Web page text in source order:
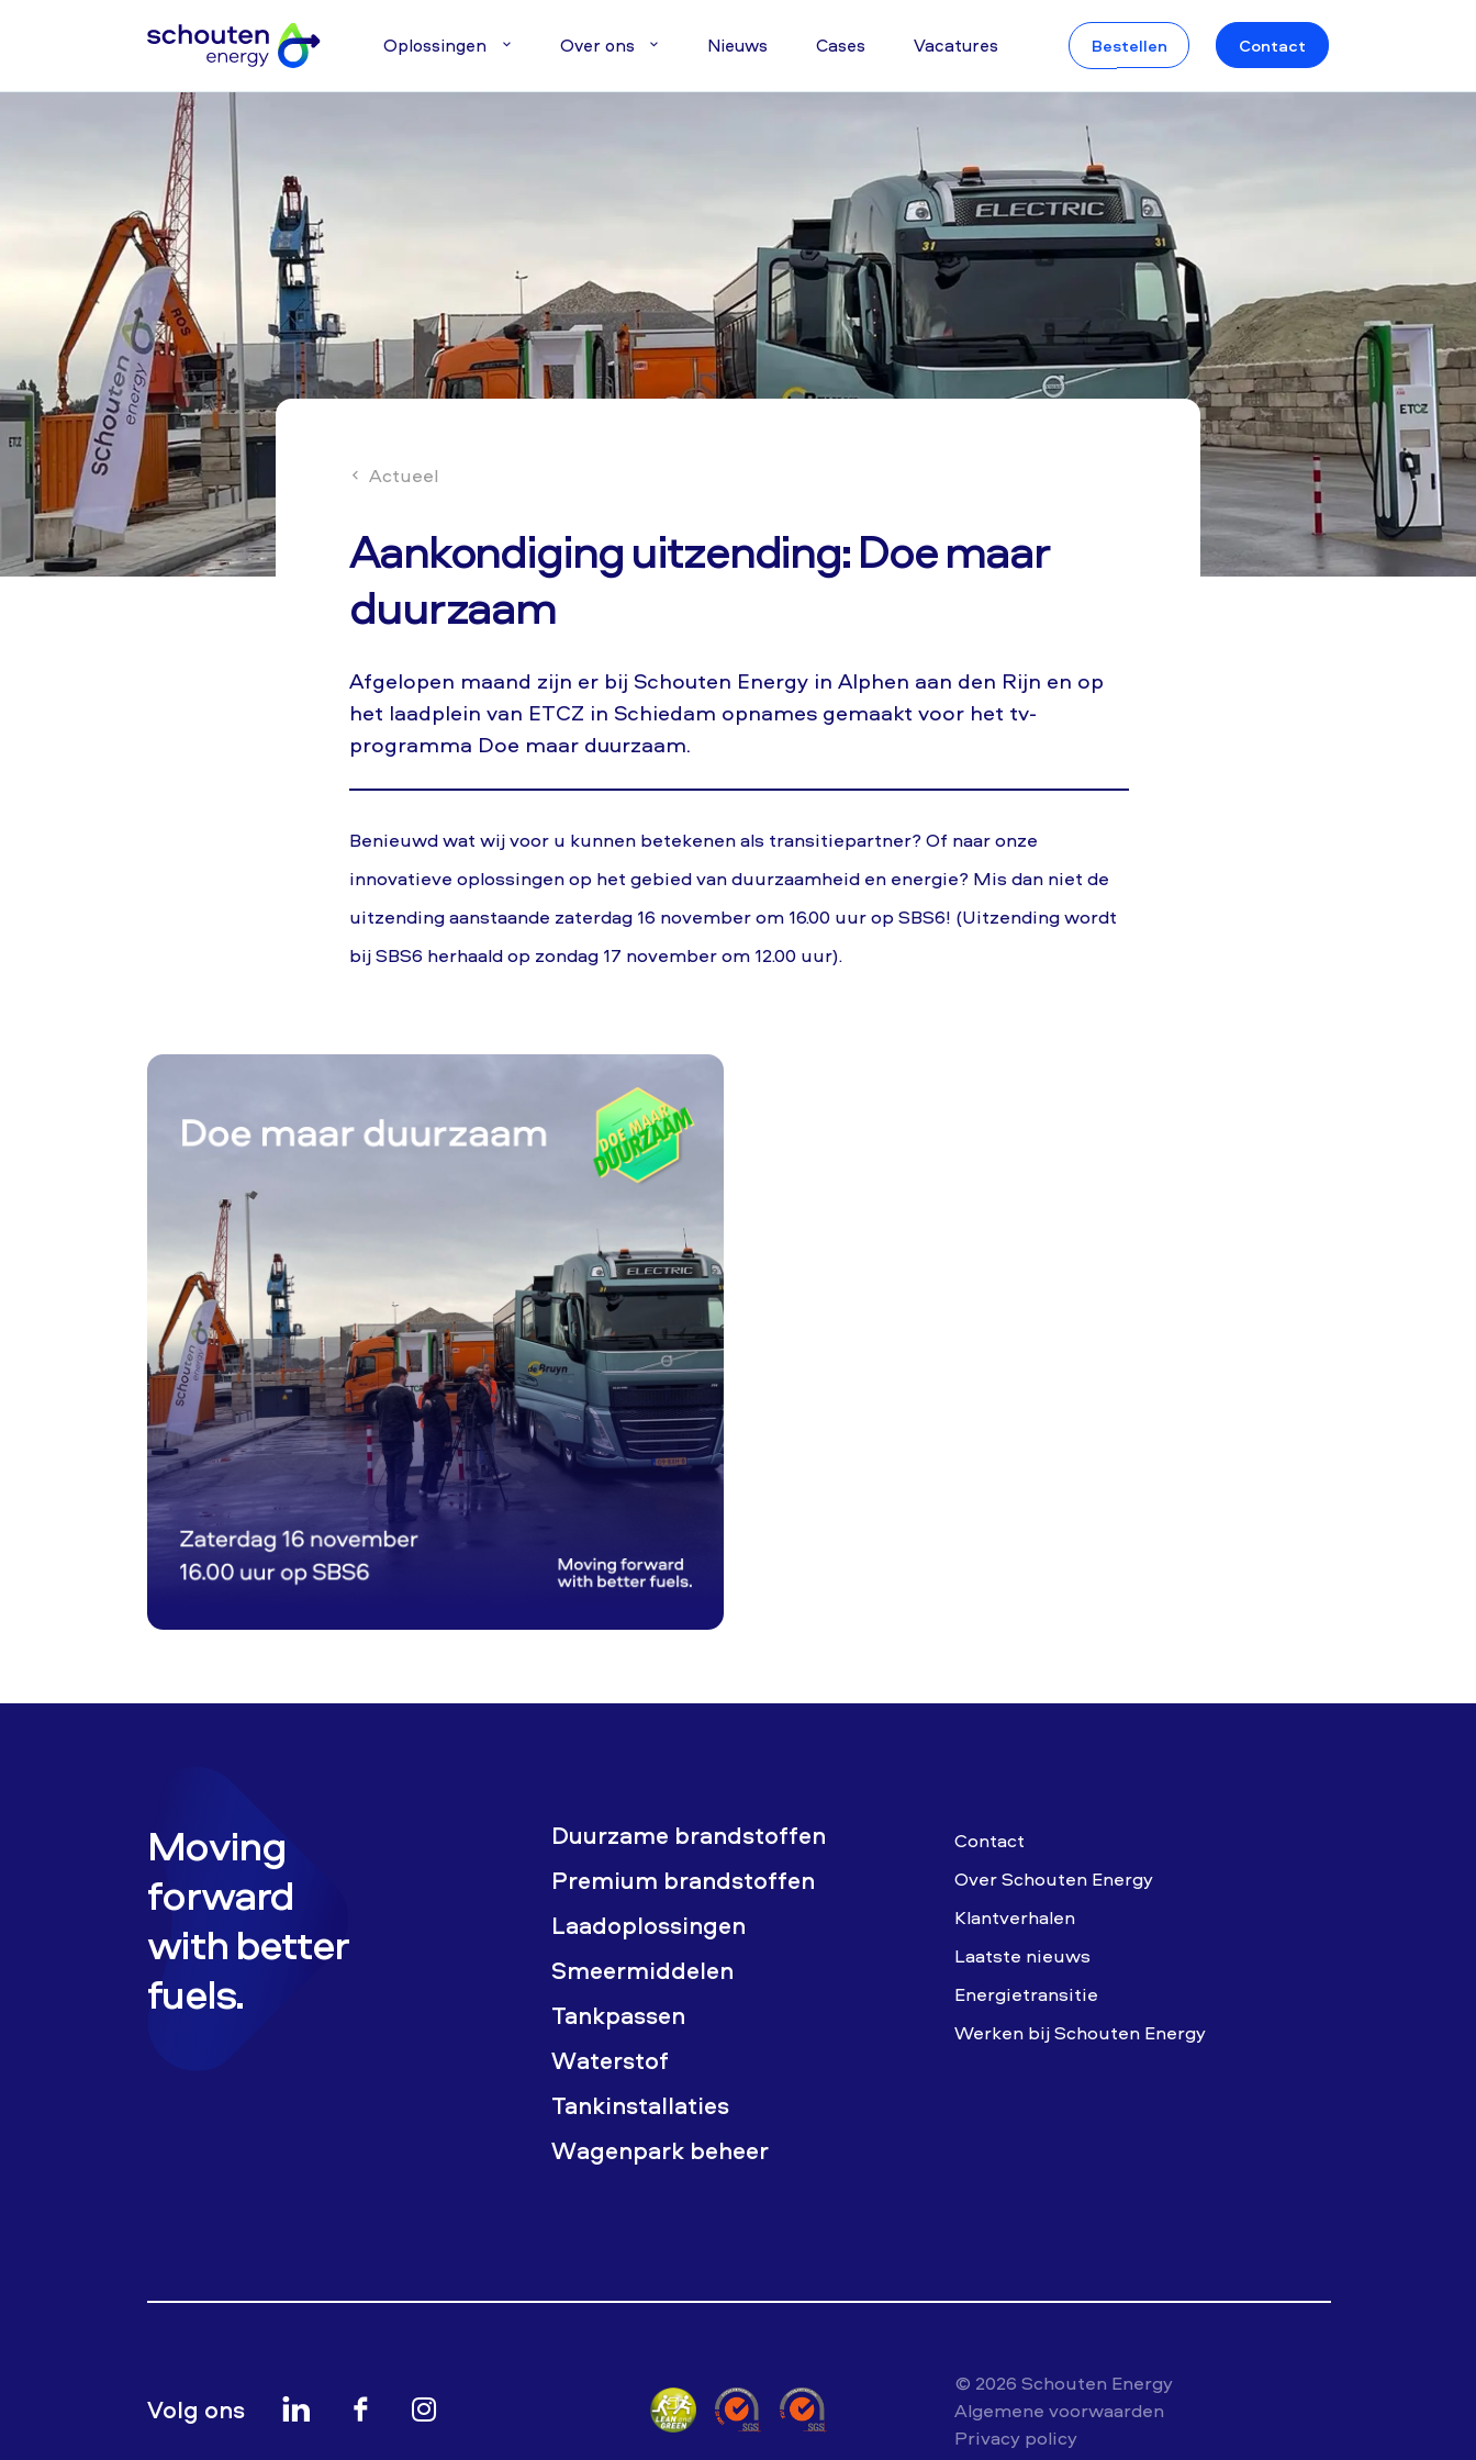
Oplossingen Over ons Nieuws Cases Vacatures Bestellen Contact
Actueel
Aankondiging uitzending: Doe maar
duurzaam
Afgelopen maand zijn er bij Schouten Energy in Alphen aan den Rijn en op
het laadplein van ETCZ in Schiedam opnames gemaakt voor het tv-
programma Doe maar duurzaam.
Benieuwd wat wij voor u kunnen betekenen als transitiepartner? Of naar onze
innovatieve oplossingen op het gebied van duurzaamheid en energie? Mis dan niet de
uitzending aanstaande zaterdag 16 november om 16.00 uur op SBS6! (Uitzending wordt
bij SBS6 herhaald op zondag 17 november om 12.00 uur).
Moving
forward
with better
fuels.
Duurzame brandstoffen
Premium brandstoffen
Laadoplossingen
Smeermiddelen
Tankpassen
Waterstof
Tankinstallaties
Wagenpark beheer
Contact
Over Schouten Energy
Klantverhalen
Laatste nieuws
Energietransitie
Werken bij Schouten Energy
Volg ons
© 2026 Schouten Energy
Algemene voorwaarden
Privacy policy